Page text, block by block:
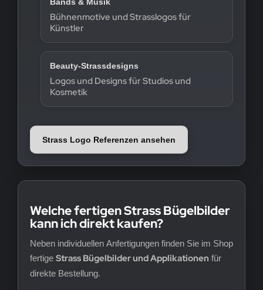
Bühnenmotive und Strasslogos für
Künstler
Beauty-Strassdesigns
Logos und Designs für Studios und
Kosmetik
Strass Logo Referenzen ansehen
Welche fertigen Strass Bügelbilder
kann ich direkt kaufen?
Neben individuellen Anfertigungen finden Sie im Shop
fertige Strass Bügelbilder und Applikationen für
direkte Bestellung.